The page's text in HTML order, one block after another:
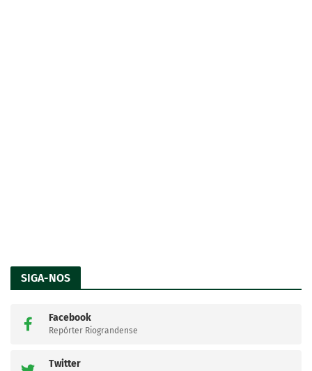
SIGA-NOS
Facebook
Repórter Riograndense
Twitter